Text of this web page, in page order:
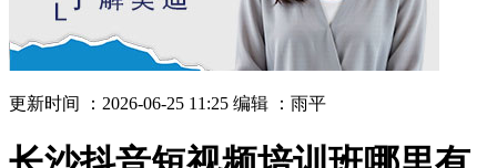
更新时间 ：2026-06-25 11:25 编辑 ：雨平